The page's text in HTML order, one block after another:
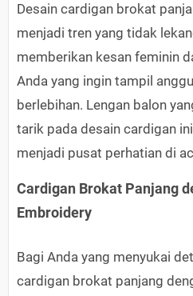
Desain cardigan brokat
menjadi tren yang tidak
memberikan kesan feminin
Anda yang ingin tampil
berlebihan. Lengan balon
tarik pada desain cardigan
menjadi pusat perhatian di
Cardigan Brokat Panjang
Embroidery
Bagi Anda yang menyukai
cardigan brokat panjang